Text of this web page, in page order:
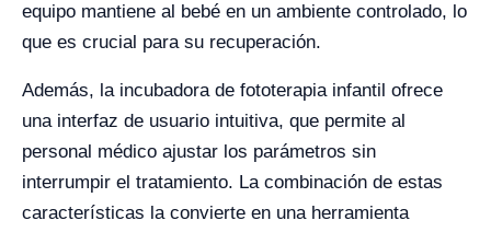
equipo mantiene al bebé en un ambiente controlado, lo
que es crucial para su recuperación.
Además, la incubadora de fototerapia infantil ofrece
una interfaz de usuario intuitiva, que permite al
personal médico ajustar los parámetros sin
interrumpir el tratamiento. La combinación de estas
características la convierte en una herramienta